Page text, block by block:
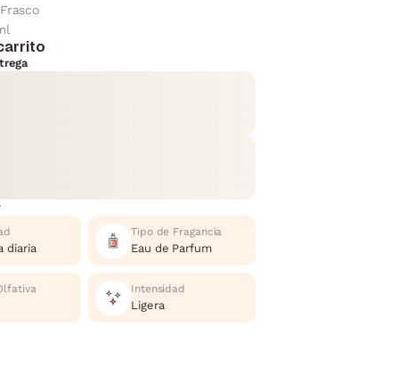
Frasco
diaria
Tipo de Fragancia
Eau de Parfum
Intensidad
Ligera